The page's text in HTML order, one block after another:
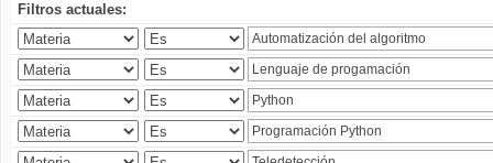
Filtros actuales: